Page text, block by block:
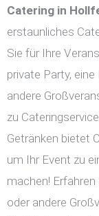
Catering in
erstaunliches
Sie für Ihre
private Party,
andere
zu
Getränken bietet
um Ihr Event zu
machen!
oder andere